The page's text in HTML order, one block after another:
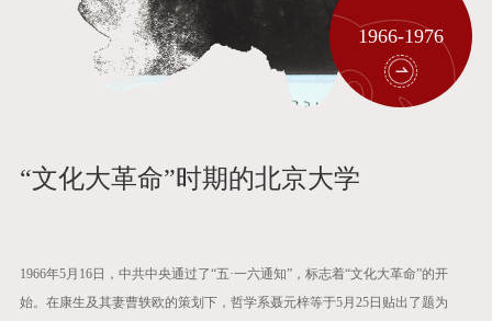
1966-1976
“文化大革命”时期的北京大学
1966年5月16日，中共中央通过了“五·一六通知”，标志着“文化大革命”的开
始。在康生及其妻曹轶欧的策划下，哲学系聂元梓等于5月25日贴出了题为